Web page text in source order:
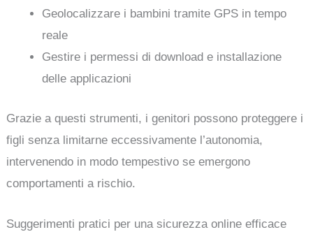
Geolocalizzare i bambini tramite GPS in tempo
reale
Gestire i permessi di download e installazione
delle applicazioni
Grazie a questi strumenti, i genitori possono proteggere i
figli senza limitarne eccessivamente l’autonomia,
intervenendo in modo tempestivo se emergono
comportamenti a rischio.
Suggerimenti pratici per una sicurezza online efficace